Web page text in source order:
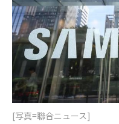
k
[写真=聯合ニュース]